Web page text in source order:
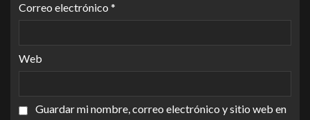
Correo electrónico *
Web
Guardar mi nombre, correo electrónico y sitio web en